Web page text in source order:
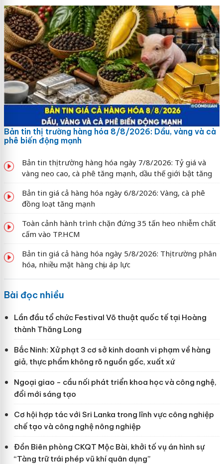
Bản tin thị trường hàng hóa 8/8/2026: Dầu, vàng và cà
phê biến động mạnh
Bản tin thị trường hàng hóa ngày 7/8/2026: Tỷ giá và
vàng neo cao, cà phê tăng mạnh, dầu thế giới bật tăng
Bản tin giá cả hàng hóa ngày 6/8/2026: Vàng, cà phê
đồng loạt tăng mạnh
Toàn cảnh hành trình chặn đứng 35 tấn heo nhiễm chất
cấm vào TP.HCM
Bản tin giá cả hàng hóa ngày 5/8/2026: Thị trường phân
hóa, nhiều mặt hàng chịu áp lực
Bài đọc nhiều
Lần đầu tổ chức Festival Võ thuật quốc tế tại Hoàng
thành Thăng Long
Bắc Ninh: Xử phạt 3 cơ sở kinh doanh vi phạm về hàng
giả, thực phẩm không rõ nguồn gốc, xuất xứ
Ngoại giao - cầu nối phát triển khoa học và công nghệ,
đổi mới sáng tạo
Cơ hội hợp tác với Sri Lanka trong lĩnh vực công nghiệp
chế tạo và công nghệ nông nghiệp
Đồn Biên phòng CKQT Mộc Bài, khởi tố vụ án hình sự
“Tàng trữ trái phép vũ khí quân dụng”